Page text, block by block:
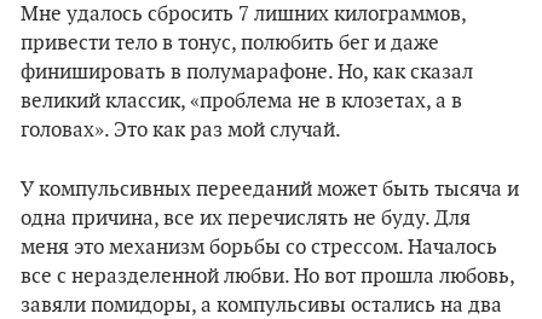
Мне удалось сбросить 7 лишних килограммов,
привести тело в тонус, полюбить бег и даже
финишировать в полумарафоне. Но, как сказал
великий классик, «проблема не в клозетах, а в
головах». Это как раз мой случай.
У компульсивных перееданий может быть тысяча и
одна причина, все их перечислять не буду. Для
меня это механизм борьбы со стрессом. Началось
все с неразделенной любви. Но вот прошла любовь,
завяли помидоры, а компульсивы остались на два